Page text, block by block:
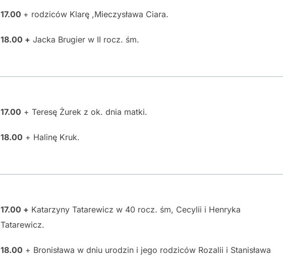
17.00 + rodziców Klarę ,Mieczysława Ciara.
18.00 + Jacka Brugier w II rocz. śm.
17.00 + Teresę Żurek z ok. dnia matki.
18.00 + Halinę Kruk.
17.00 + Katarzyny Tatarewicz w 40 rocz. śm, Cecylii i Henryka
Tatarewicz.
18.00 + Bronisława w dniu urodzin i jego rodziców Rozalii i Stanisława